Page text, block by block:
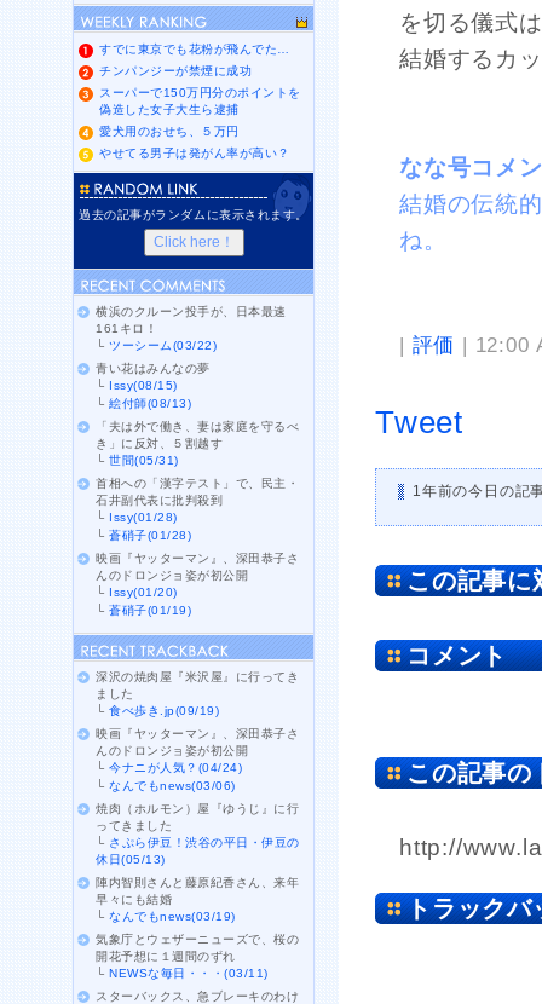
を切る儀式
結婚するカ
なな号コ
結婚の伝統
ね。
| 評価 | 12:00
Tweet
1年前の今日の記
この記事に
コメント
この記事の
http://
トラックバ
すでに東京でも花粉が飛んでた…
チンパンジーが禁煙に成功
スーパーで150万円分のポイントを
偽造した女子大生ら逮捕
愛犬用のおせち、５万円
やせてる男子は発がん率が高い？
過去の記事がランダムに表示されます。
横浜のクルーン投手が、日本最速
161キロ！
└ツーシーム(03/22)
青い花はみんなの夢
└ Issy(08/15)
└絵付師(08/13)
「夫は外で働き、妻は家庭を守るべ
き」に反対、５割越す
└世間(05/31)
首相への「漢字テスト」で、民主・
石井副代表に批判殺到
└ Issy(01/28)
└蒼硝子(01/28)
映画『ヤッターマン』、深田恭子さ
んのドロンジョ姿が初公開
└ Issy(01/20)
└蒼硝子(01/19)
深沢の焼肉屋『米沢屋』に行ってき
ました
└食べ歩き.jp(09/19)
映画『ヤッターマン』、深田恭子さ
んのドロンジョ姿が初公開
└今ナニが人気？(04/24)
└なんでもnews(03/06)
焼肉（ホルモン）屋『ゆうじ』に行
ってきました
└ さぷら伊豆！渋谷の平日・伊豆の
休日(05/13)
陣内智則さんと藤原紀香さん、来年
早々にも結婚
└なんでもnews(03/19)
気象庁とウェザーニューズで、桜の
開花予想に１週間のずれ
└NEWSな毎日・・・(03/11)
スターバックス、急ブレーキのわけ